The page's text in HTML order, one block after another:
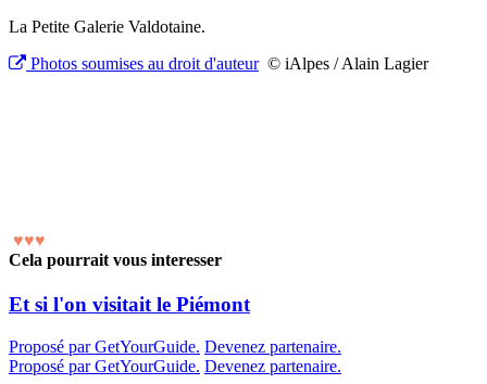
La Petite Galerie Valdotaine.
Photos soumises au droit d'auteur© iAlpes / Alain Lagier
♥♥♥
Cela pourrait vous interesser
Et si l'on visitait le Piémont
Proposé par GetYourGuide. Devenez partenaire.
Proposé par GetYourGuide. Devenez partenaire.